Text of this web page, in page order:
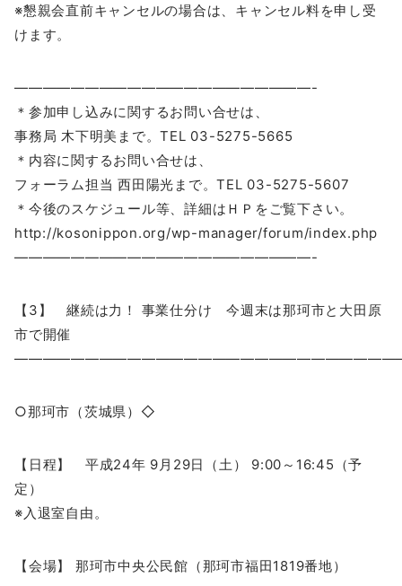
※懇親会直前キャンセルの場合は、キャンセル料を申し受
けます。
—————————————————————-
＊参加申し込みに関するお問い合せは、
事務局 木下明美まで。TEL 03-5275-5665
＊内容に関するお問い合せは、
フォーラム担当 西田陽光まで。TEL 03-5275-5607
＊今後のスケジュール等、詳細はＨＰをご覧下さい。
http://kosonippon.org/wp-manager/forum/index.php
—————————————————————-
【3】 継続は力！ 事業仕分け 今週末は那珂市と大田原
市で開催
○那珂市（茨城県）◇
【日程】 平成24年 9月29日（土） 9:00～16:45（予
定）
※入退室自由。
【会場】 那珂市中央公民館（那珂市福田1819番地）